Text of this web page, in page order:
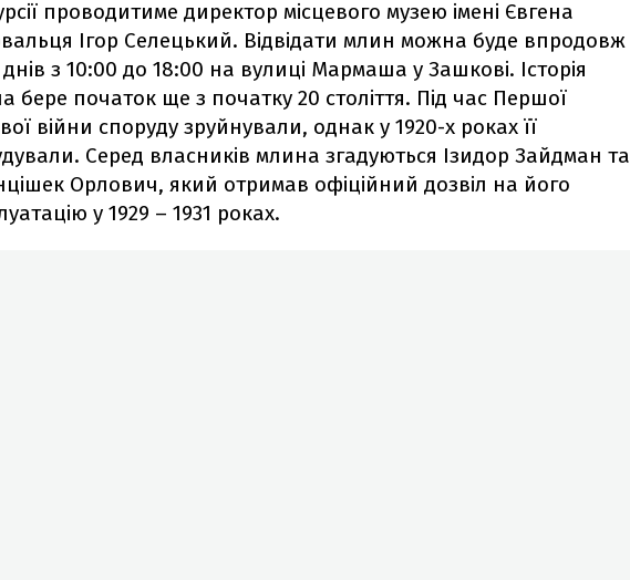
проводитиме директор місцевого музею імені Євгена
Ігор Селецький. Відвідати млин можна буде впродовж
з 10:00 до 18:00 на вулиці Мармаша у Зашкові. Історія
бере початок ще з початку 20 століття. Під час Першої
війни споруду зруйнували, однак у 1920-х роках її
Серед власників млина згадуються Ізидор Зайдман та
Орлович, який отримав офіційний дозвіл на його
у 1929 – 1931 роках.